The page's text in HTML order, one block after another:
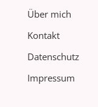
Über mich
Kontakt
Datenschutz
Impressum